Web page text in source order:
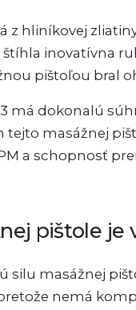
z hliníkovej
štíhla inovatívna
pištoľou bral
má dokonalú
tejto masážnej
a schopnosť
pištole je
masážnej
nemá